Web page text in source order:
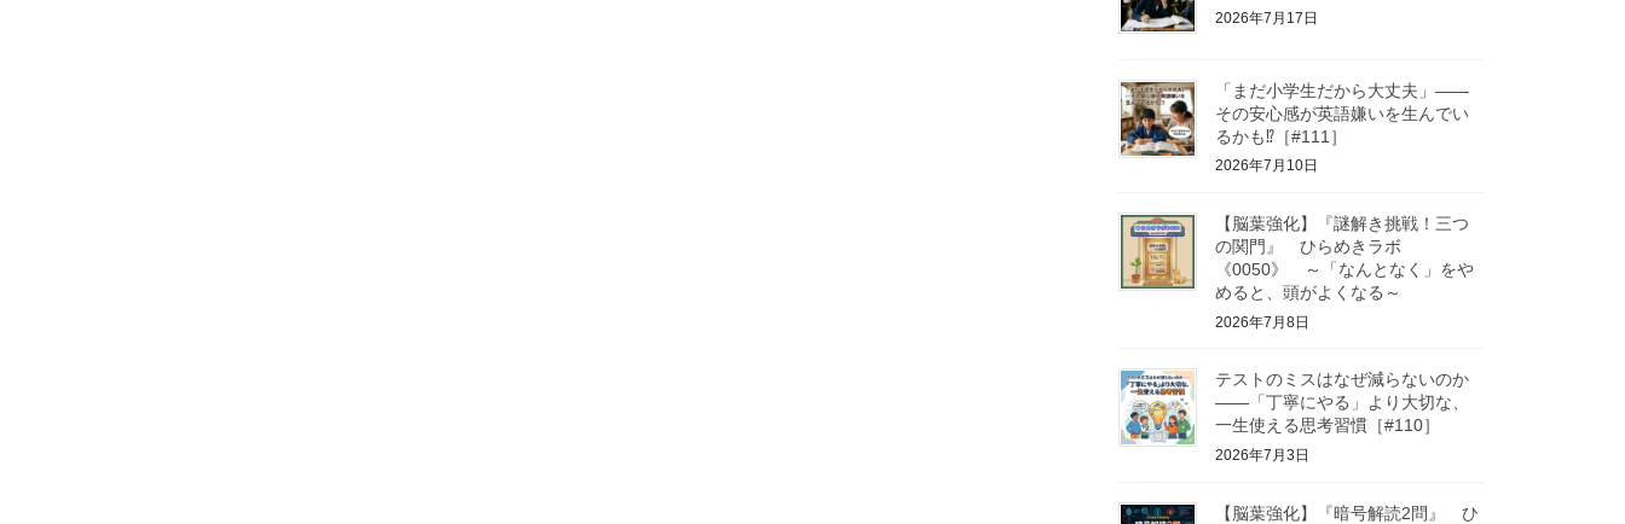
2026年7月17日
「まだ小学生だから大丈夫」——
その安心感が英語嫌いを生んでい
るかも⁉［#111］
2026年7月10日
【脳葉強化】『謎解き挑戦！三つ
の関門』 ひらめきラボ
《0050》 ～「なんとなく」をや
めると、頭がよくなる～
2026年7月8日
テストのミスはなぜ減らないのか
——「丁寧にやる」より大切な、
一生使える思考習慣［#110］
2026年7月3日
【脳葉強化】『暗号解読2問』 ひ